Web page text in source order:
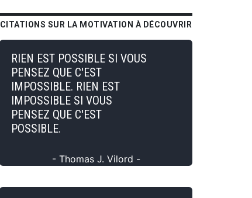
CITATIONS SUR LA MOTIVATION À DÉCOUVRIR
RIEN EST POSSIBLE SI VOUS
PENSEZ QUE C'EST
IMPOSSIBLE. RIEN EST
IMPOSSIBLE SI VOUS
PENSEZ QUE C'EST
POSSIBLE.
- Thomas J. Vilord -